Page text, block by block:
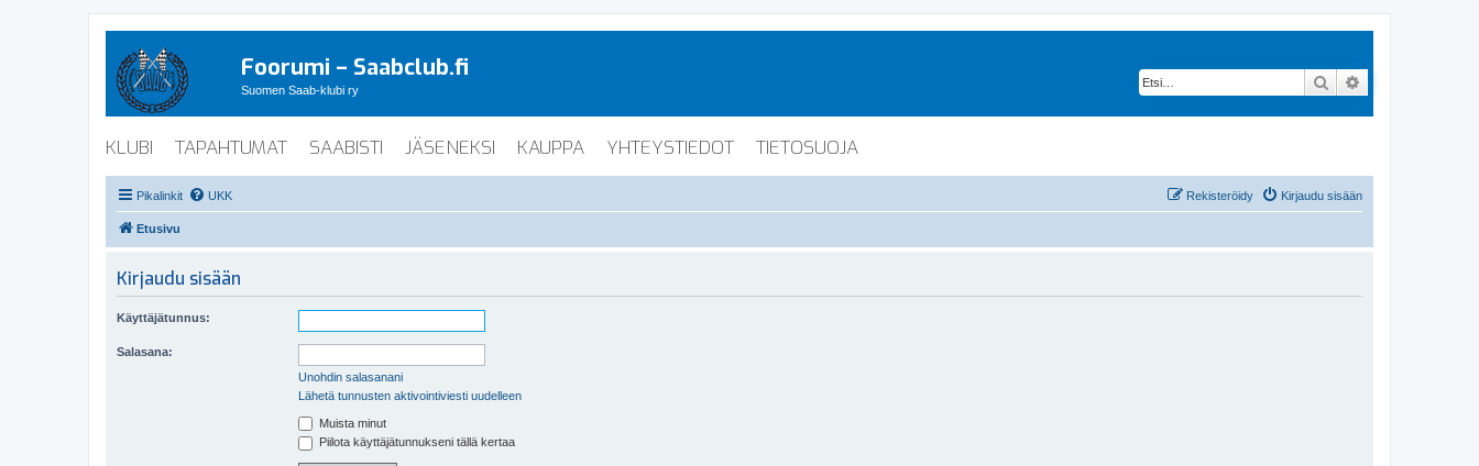
Foorumi – Saabclub.fi
Suomen Saab-klubi ry Etsi
KLUBI TAPAHTUMAT SAABISTI JÄSENEKSI KAUPPA YHTEYSTIEDOT TIETOSUOJA
Pikalinkit UKK Kirjaudu sisään
Rekisteröidy
Etusivu
Kirjaudu sisään
Käyttäjätunnus:
Salasana:
Unohdin salasanani
Lähetä tunnusten aktivointiviesti uudelleen
Muista minut
Piilota käyttäjätunnukseni tällä kertaa